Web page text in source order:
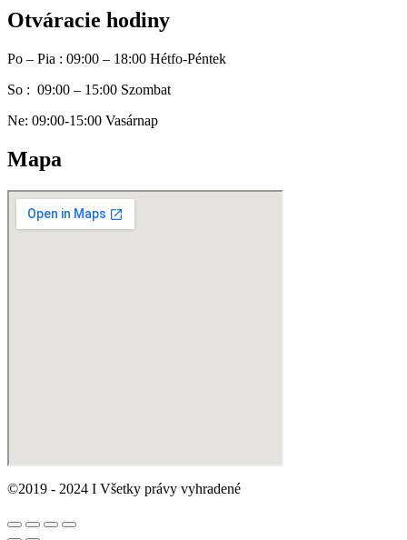
Otváracie hodiny
Po – Pia : 09:00 – 18:00 Hétfo-Péntek
So : 09:00 – 15:00 Szombat
Ne: 09:00-15:00 Vasárnap
Mapa
©2019 - 2024 I Všetky právy vyhradené